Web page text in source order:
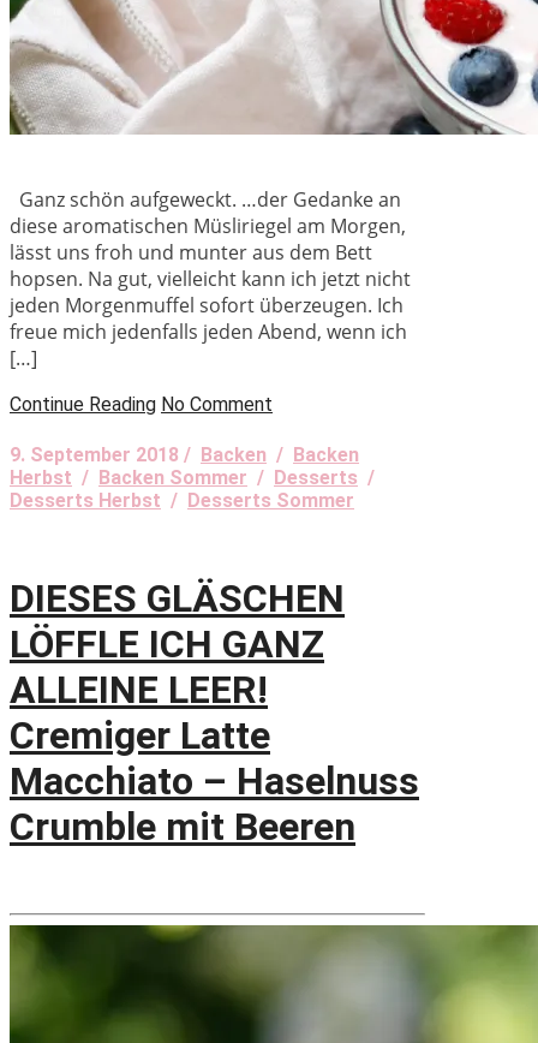
Ganz schön aufgeweckt. …der Gedanke an
diese aromatischen Müsliriegel am Morgen,
lässt uns froh und munter aus dem Bett
hopsen. Na gut, vielleicht kann ich jetzt nicht
jeden Morgenmuffel sofort überzeugen. Ich
freue mich jedenfalls jeden Abend, wenn ich
[…]
Continue Reading No Comment
9. September 2018 / Backen / Backen
Herbst / Backen Sommer / Desserts /
Desserts Herbst / Desserts Sommer
DIESES GLÄSCHEN
LÖFFLE ICH GANZ
ALLEINE LEER!
Cremiger Latte
Macchiato – Haselnuss
Crumble mit Beeren